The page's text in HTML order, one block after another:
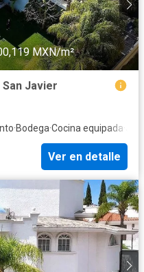
MXN/m²
Javier
·Bodega·Cocina equipada
Ver en detalle